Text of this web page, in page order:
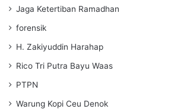
Jaga Ketertiban Ramadhan
forensik
H. Zakiyuddin Harahap
Rico Tri Putra Bayu Waas
PTPN
Warung Kopi Ceu Denok